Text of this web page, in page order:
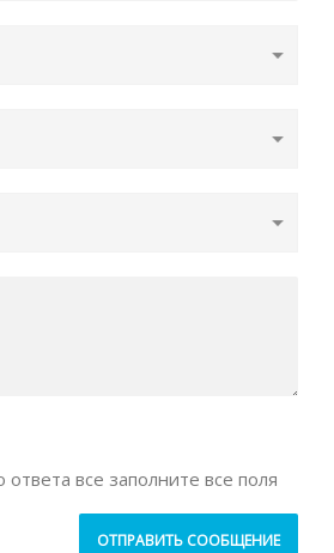
ответа все заполните все поля